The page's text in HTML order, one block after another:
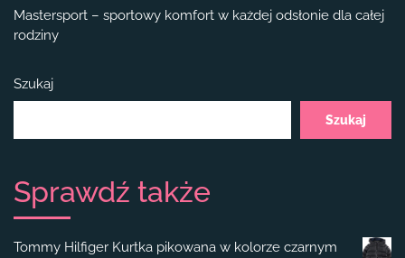
Mastersport – sportowy komfort w każdej odsłonie dla całej
rodziny
Szukaj
Szukaj
Sprawdź także
Tommy Hilfiger Kurtka pikowana w kolorze czarnym